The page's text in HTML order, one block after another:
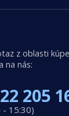
z oblasti
na nás:
205
- 15:30)